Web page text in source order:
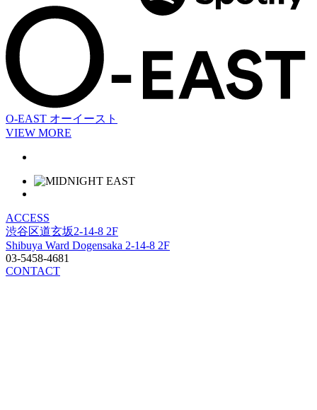
O-EAST オーイースト
VIEW MORE
ACCESS
渋谷区道玄坂2-14-8 2F
Shibuya Ward Dogensaka 2-14-8 2F
03-5458-4681
CONTACT